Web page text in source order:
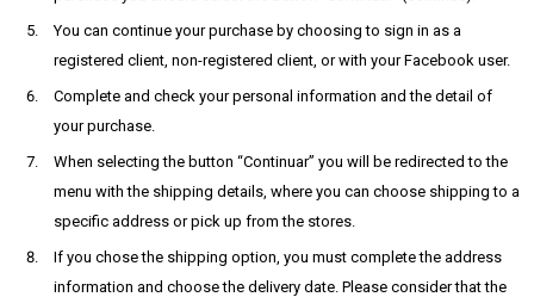
You can continue your purchase by choosing to sign in as a
registered client, non-registered client, or with your Facebook user.
Complete and check your personal information and the detail of
your purchase.
When selecting the button “Continuar” you will be redirected to the
menu with the shipping details, where you can choose shipping to a
specific address or pick up from the stores.
If you chose the shipping option, you must complete the address
information and choose the delivery date. Please consider that the